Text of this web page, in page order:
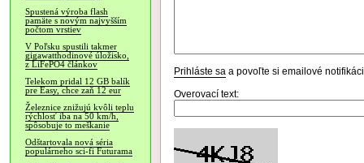
Spustená výroba flash
pamäte s novým najvyšším
počtom vrstiev
V Poľsku spustili takmer
gigawatthodinové úložisko,
z LiFePO4 článkov
Telekom pridal 12 GB balík
pre Easy, chce zaň 12 eur
Železnice znižujú kvôli teplu
rýchlosť iba na 50 km/h,
spôsobuje to meškanie
Odštartovala nová séria
populárneho sci-fi Futurama
Prihláste sa a povoľte si emailové
Overovací text: